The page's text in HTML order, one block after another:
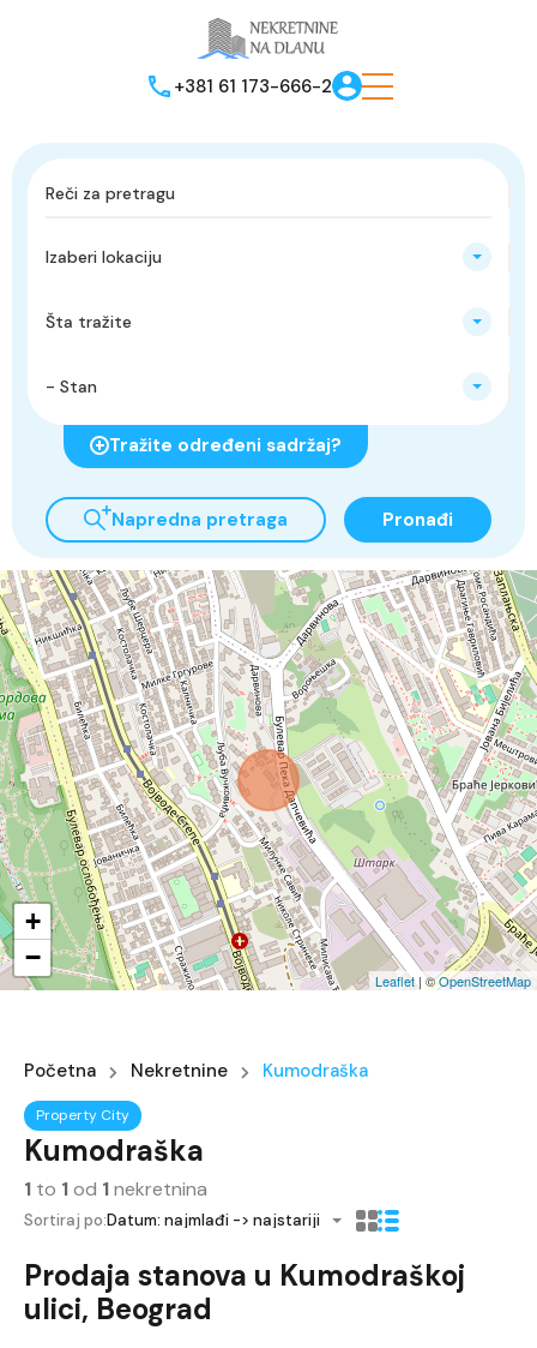
+381 61 173-666-2
Izaberi lokaciju
Šta tražite
- Stan
Tražite određeni sadržaj?
Napredna pretraga Pronađi
+
−
Leaflet| ©OpenStreetMap
Početna Nekretnine Kumodraška
Property City
Kumodraška
1 to 1od 1nekretnina
Sortiraj po:Datum: najmlađi -> najstariji
Prodaja stanova u Kumodraškoj
ulici, Beograd